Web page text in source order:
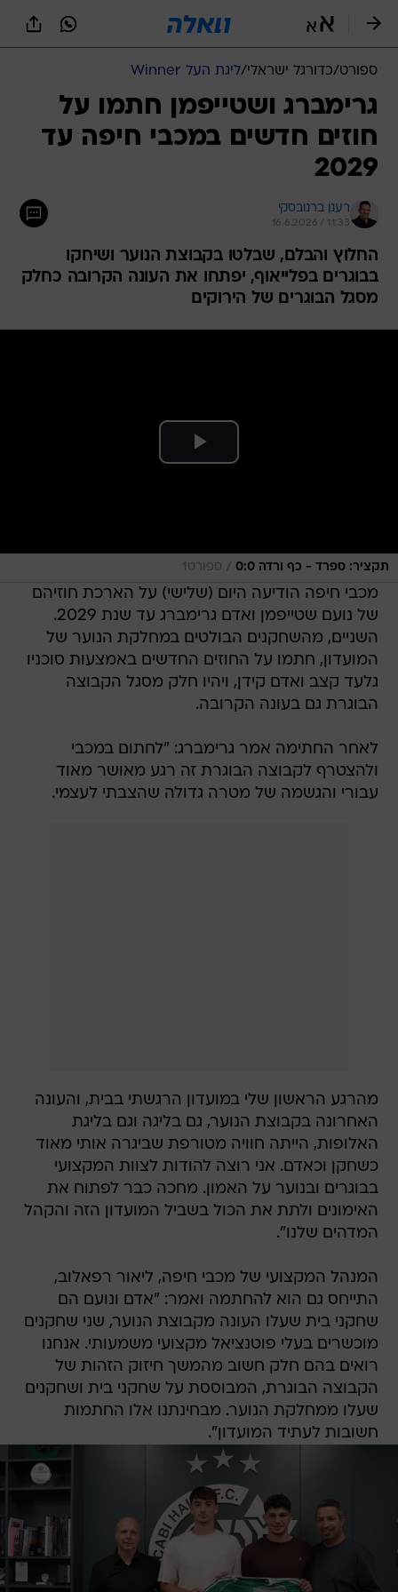
ספורט/כדורגל ישראלי/ליגת העל Winner
גרימברג ושטייפמן חתמו על
חוזים חדשים במכבי חיפה עד
2029
רענן ברנובסקי
16.6.2026 / 11:33
החלוץ והבלם, שבלטו בקבוצת הנוער ושיחקו
בבוגרים בפלייאוף, יפתחו את העונה הקרובה כחלק
מסגל הבוגרים של הירוקים
תקציר: ספרד - כף ורדה 0:0 / ספורט1
מכבי חיפה הודיעה היום (שלישי) על הארכת חוזיהם
של נועם שטייפמן ואדם גרימברג עד שנת 2029.
השניים, מהשחקנים הבולטים במחלקת הנוער של
המועדון, חתמו על החוזים החדשים באמצעות סוכניו
גלעד קצב ואדם קידן, ויהיו חלק מסגל הקבוצה
הבוגרת גם בעונה הקרובה.
לאחר החתימה אמר גרימברג: "לחתום במכבי
ולהצטרף לקבוצה הבוגרת זה רגע מאושר מאוד
עבורי והגשמה של מטרה גדולה שהצבתי לעצמי.
מהרגע הראשון שלי במועדון הרגשתי בבית, והעונה
האחרונה בקבוצת הנוער, גם בליגה וגם בליגת
האלופות, הייתה חוויה מטורפת שביגרה אותי מאוד
כשחקן וכאדם. אני רוצה להודות לצוות המקצועי
בבוגרים ובנוער על האמון. מחכה כבר לפתוח את
האימונים ולתת את הכול בשביל המועדון הזה והקהל
המדהים שלנו".
המנהל המקצועי של מכבי חיפה, ליאור רפאלוב,
התייחס גם הוא להחתמה ואמר: "אדם ונועם הם
שחקני בית שעלו העונה מקבוצת הנוער, שני שחקנים
מוכשרים בעלי פוטנציאל מקצועי משמעותי. אנחנו
רואים בהם חלק חשוב מהמשך חיזוק הזהות של
הקבוצה הבוגרת, המבוססת על שחקני בית ושחקנים
שעלו ממחלקת הנוער. מבחינתנו אלו החתמות
חשובות לעתיד המועדון".